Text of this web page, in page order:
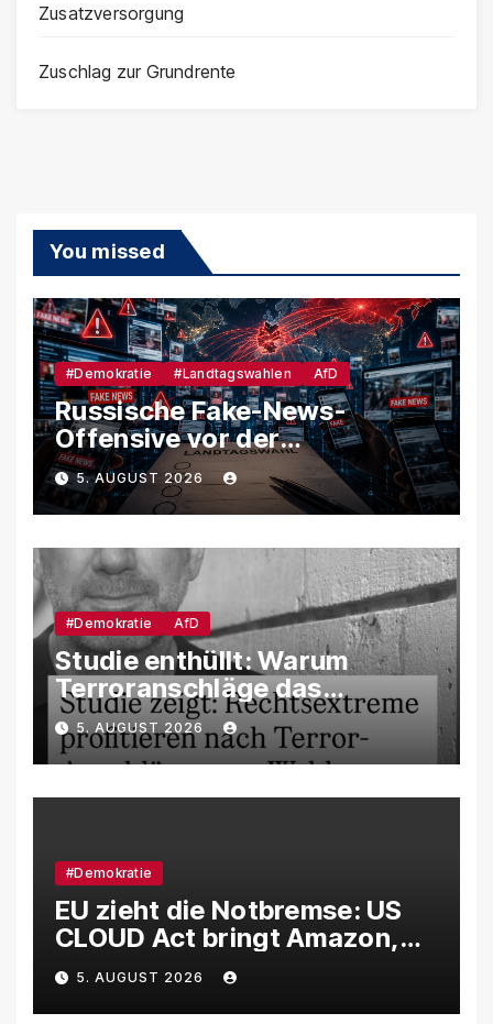
Zusatzversorgung
Zuschlag zur Grundrente
You missed
#Demokratie #Landtagswahlen AfD
Russische Fake-News-
Offensive vor der
Landtagswahl – So soll
unsere Demokratie
manipuliert werden
5. AUGUST 2026
#Demokratie AfD
Studie enthüllt: Warum
Terroranschläge das
Wahlverhalten verändern –
und weshalb die AfD davon
besonders profitiert
5. AUGUST 2026
#Demokratie
EU zieht die Notbremse: US
CLOUD Act bringt Amazon,
Google und Microsoft massiv
unter Druck
5. AUGUST 2026